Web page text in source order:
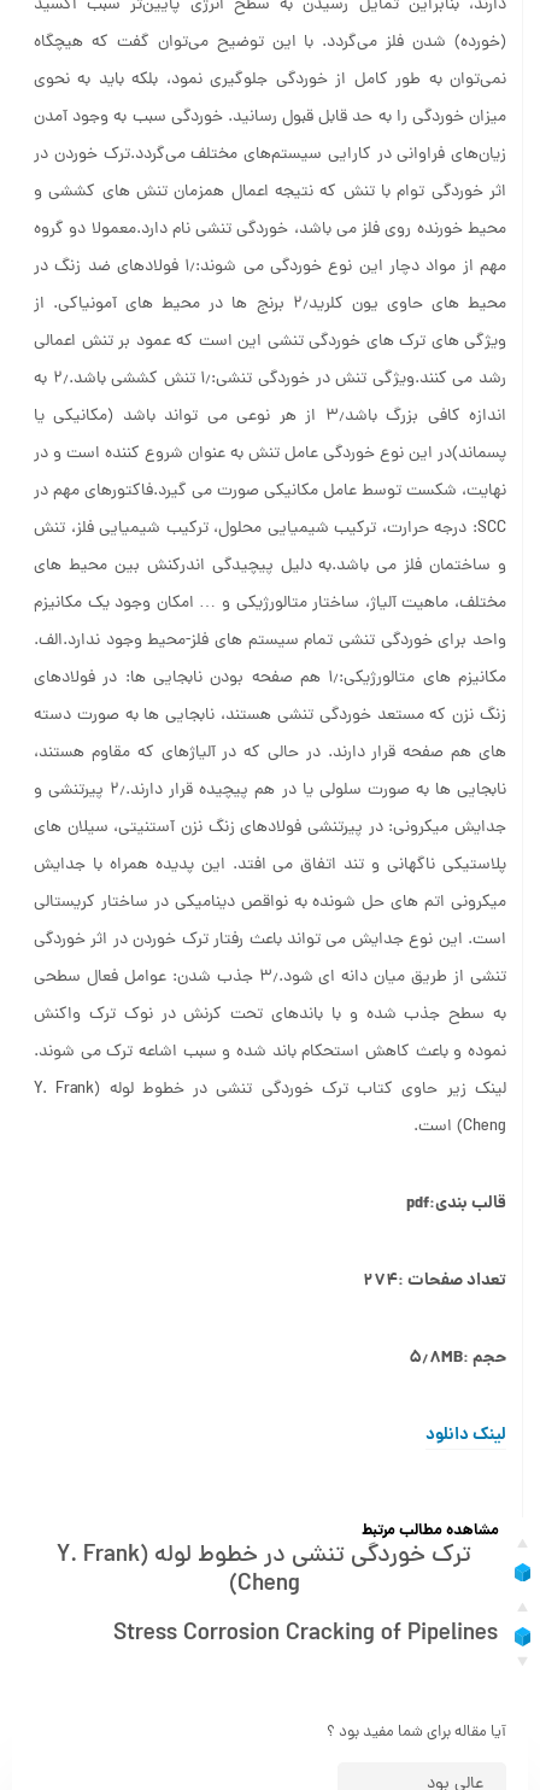
دارند، بنابراین تمایل رسیدن به سطح انرژی پایین‌تر سبب اکسید
(خورده) شدن فلز می‌گردد. با این توضیح می‌توان گفت که هیچگاه
نمی‌توان به طور کامل از خوردگی جلوگیری نمود، بلکه باید به نحوی
میزان خوردگی را به حد قابل قبول رسانید. خوردگی سبب به وجود آمدن
زیان‌های فراوانی در کارایی سیستم‌های مختلف می‌گردد.ترک خوردن در
اثر خوردگی توام با تنش که نتیجه اعمال همزمان تنش های کششی و
محیط خورنده روی فلز می باشد، خوردگی تنشی نام دارد.معمولا دو گروه
مهم از مواد دچار این نوع خوردگی می شوند:۱٫ فولادهای ضد زنگ در
محیط های حاوی یون کلرید۲٫ برنج ها در محیط های آمونیاکی. از
ویژگی های ترک های خوردگی تنشی این است که عمود بر تنش اعمالی
رشد می کنند.ویژگی تنش در خوردگی تنشی:۱٫ تنش کششی باشد.۲٫ به
اندازه کافی بزرگ باشد۳٫ از هر نوعی می تواند باشد (مکانیکی یا
پسماند)در این نوع خوردگی عامل تنش به عنوان شروع کننده است و در
نهایت، شکست توسط عامل مکانیکی صورت می گیرد.فاکتورهای مهم در
SCC: درجه حرارت، ترکیب شیمیایی محلول، ترکیب شیمیایی فلز، تنش
و ساختمان فلز می باشد.به دلیل پیچیدگی اندرکنش بین محیط های
مختلف، ماهیت آلیاژ، ساختار متالورژیکی و … امکان وجود یک مکانیزم
واحد برای خوردگی تنشی تمام سیستم های فلز-محیط وجود ندارد.الف.
مکانیزم های متالورژیکی:۱٫ هم صفحه بودن نابجایی ها: در فولادهای
زنگ نزن که مستعد خوردگی تنشی هستند، نابجایی ها به صورت دسته
های هم صفحه قرار دارند. در حالی که در آلیاژهای که مقاوم هستند،
نابجایی ها به صورت سلولی یا در هم پیچیده قرار دارند.۲٫ پیرتنشی و
جدایش میکرونی: در پیرتنشی فولادهای زنگ نزن آستنیتی، سیلان های
پلاستیکی ناگهانی و تند اتفاق می افتد. این پدیده همراه با جدایش
میکرونی اتم های حل شونده به نواقص دینامیکی در ساختار کریستالی
است. این نوع جدایش می تواند باعث رفتار ترک خوردن در اثر خوردگی
تنشی از طریق میان دانه ای شود.۳٫ جذب شدن: عوامل فعال سطحی
به سطح جذب شده و با باندهای تحت کرنش در نوک ترک واکنش
نموده و باعث کاهش استحکام باند شده و سبب اشاعه ترک می شوند.
لینک زیر حاوی کتاب ترک خوردگی تنشی در خطوط لوله (Y. Frank
Cheng) است.
قالب بندی:pdf
تعداد صفحات :۲۷۴
حجم :۵٫۸MB
لینک دانلود
مشاهده مطالب مرتبط
ترک خوردگی تنشی در خطوط لوله (Y. Frank
Cheng)
Stress Corrosion Cracking of Pipelines
آیا مقاله برای شما مفید بود ؟
عالی بود